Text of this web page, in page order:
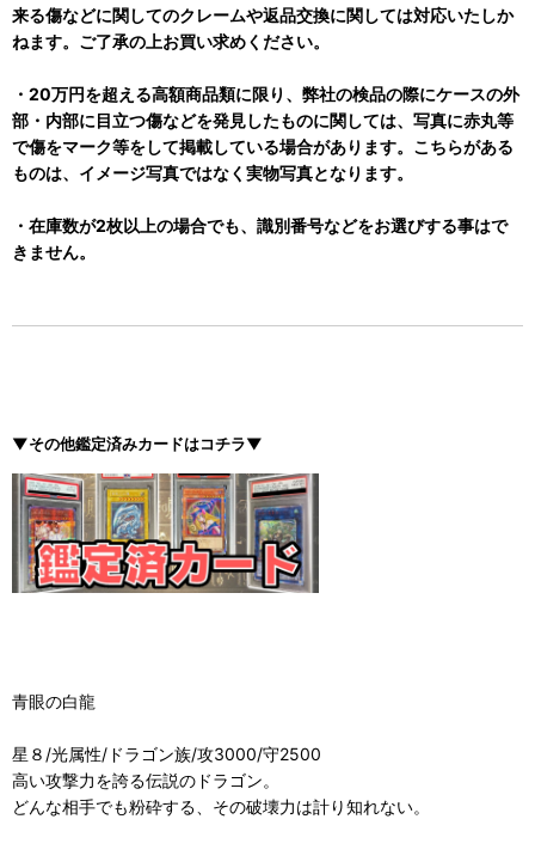
来る傷などに関してのクレームや返品交換に関しては対応いたしか
ねます。ご了承の上お買い求めください。
・20万円を超える高額商品類に限り、弊社の検品の際にケースの外
部・内部に目立つ傷などを発見したものに関しては、写真に赤丸等
で傷をマーク等をして掲載している場合があります。こちらがある
ものは、イメージ写真ではなく実物写真となります。
・在庫数が2枚以上の場合でも、識別番号などをお選びする事はで
きません。
▼その他鑑定済みカードはコチラ▼
青眼の白龍
星８/光属性/ドラゴン族/攻3000/守2500
高い攻撃力を誇る伝説のドラゴン。
どんな相手でも粉砕する、その破壊力は計り知れない。